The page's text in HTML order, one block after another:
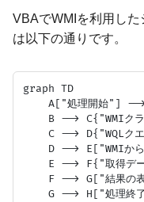
VBAでWMIを利用し
は以下の通りです。
graph TD
A["処理開始"] --
B --> C{"WMIクラ
C --> D{"WQLクエ
D --> E["WMIから
E --> F{"取得デ
F --> G["結果の
G --> H["処理終